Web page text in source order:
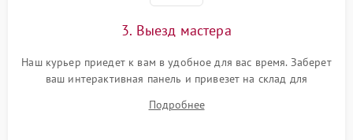
3. Выезд мастера
Наш курьер приедет к вам в удобное для вас время. Заберет
ваш интерактивная панель и привезет на склад для
Подробнее